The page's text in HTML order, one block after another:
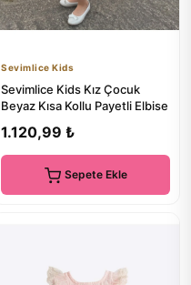
Sevimlice Kids
Sevimlice Kids Kız Çocuk
Beyaz Kısa Kollu Payetli Elbise
1.120,99 ₺
Sepete Ekle